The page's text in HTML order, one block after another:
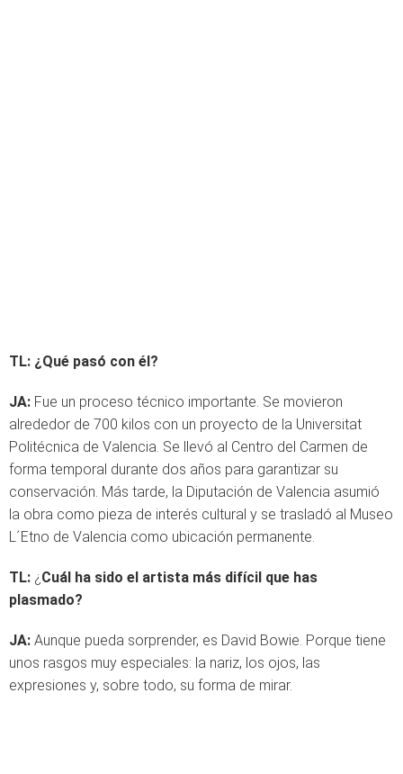
TL: ¿Qué pasó con él?
JA: Fue un proceso técnico importante. Se movieron
alrededor de 700 kilos con un proyecto de la Universitat
Politécnica de Valencia. Se llevó al Centro del Carmen de
forma temporal durante dos años para garantizar su
conservación. Más tarde, la Diputación de Valencia asumió
la obra como pieza de interés cultural y se trasladó al Museo
L´Etno de Valencia como ubicación permanente.
TL: ¿ Cuál ha sido el artista más difícil que has
plasmado?
JA: Aunque pueda sorprender, es David Bowie. Porque tiene
unos rasgos muy especiales: la nariz, los ojos, las
expresiones y, sobre todo, su forma de mirar.